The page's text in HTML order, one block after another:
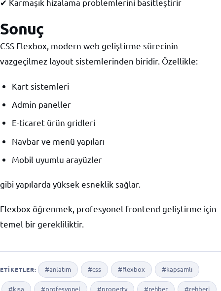
✔ Karmaşık hizalama problemlerini basitleştirir
Sonuç
CSS Flexbox, modern web geliştirme sürecinin
vazgeçilmez layout sistemlerinden biridir. Özellikle:
Kart sistemleri
Admin paneller
E-ticaret ürün gridleri
Navbar ve menü yapıları
Mobil uyumlu arayüzler
gibi yapılarda yüksek esneklik sağlar.
Flexbox öğrenmek, profesyonel frontend geliştirme için
temel bir gerekliliktir.
ETIKETLER: #anlatım #css #flexbox #kapsamlı
#kısa #profesyonel #property #rehber #rehberi